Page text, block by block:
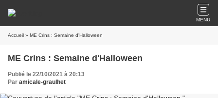
MENU
Accueil » ME Crins : Semaine d'Halloween
ME Crins : Semaine d'Halloween
Publié le 22/10/2021 à 20:13
Par amicale-graulhet